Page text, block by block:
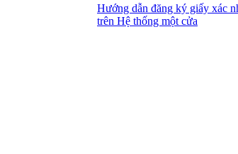
Hướng dẫn đăng ký giấy xác
trên Hệ thống một cửa